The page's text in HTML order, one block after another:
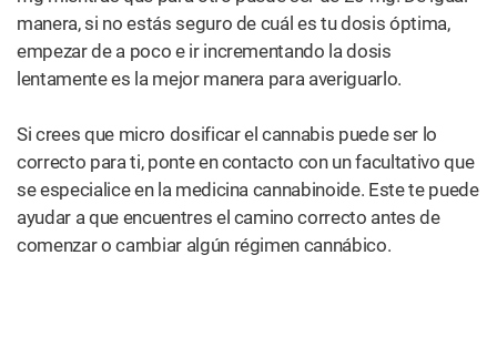
manera, si no estás seguro de cuál es tu dosis óptima,
empezar de a poco e ir incrementando la dosis
lentamente es la mejor manera para averiguarlo.
Si crees que micro dosificar el cannabis puede ser lo
correcto para ti, ponte en contacto con un facultativo que
se especialice en la medicina cannabinoide. Este te puede
ayudar a que encuentres el camino correcto antes de
comenzar o cambiar algún régimen cannábico.